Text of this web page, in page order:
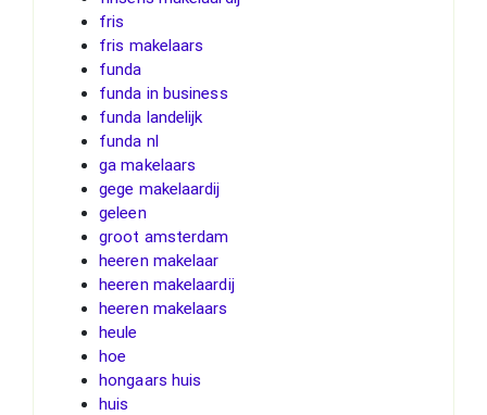
fris
fris makelaars
funda
funda in business
funda landelijk
funda nl
ga makelaars
gege makelaardij
geleen
groot amsterdam
heeren makelaar
heeren makelaardij
heeren makelaars
heule
hoe
hongaars huis
huis